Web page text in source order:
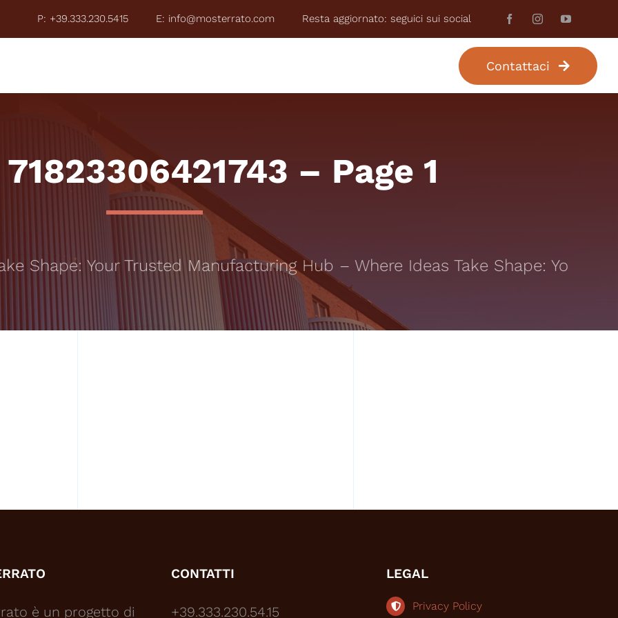
P: +39.333.230.5415 E: info@mosterrato.com Resta aggiornato: seguici sui social
Contattaci
– Page 1
Shape: Your Trusted Manufacturing Hub – Where Ideas Take Shape: Your
è un progetto di
CONTATTI
+39.333.230.54.15
LEGAL
Privacy Policy